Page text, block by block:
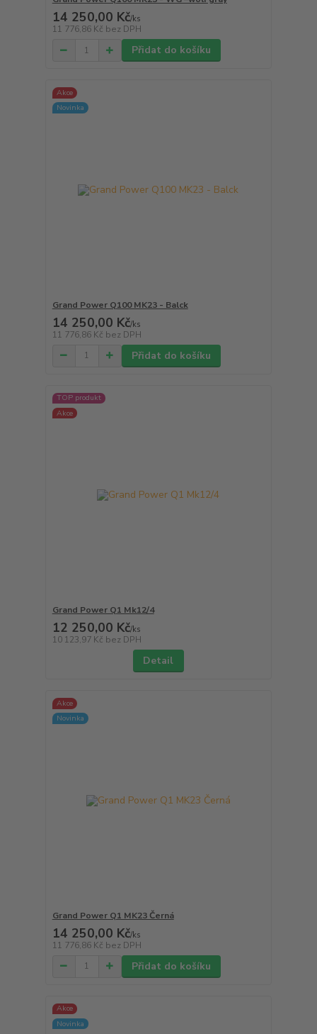
14 250,00 Kč/ks
11 776,86 Kč bez DPH
Přidat do košíku
Akce
Novinka
Grand Power Q100 MK23 - Balck
14 250,00 Kč/ks
11 776,86 Kč bez DPH
Přidat do košíku
TOP produkt
Akce
Grand Power Q1 Mk12/4
12 250,00 Kč/ks
10 123,97 Kč bez DPH
Detail
Akce
Novinka
Grand Power Q1 MK23 Černá
14 250,00 Kč/ks
11 776,86 Kč bez DPH
Přidat do košíku
Akce
Novinka